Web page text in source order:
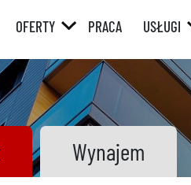
OFERTY
RYNEK
PIERWOTNY
PRACA USŁUGI
W
W
Wynajem